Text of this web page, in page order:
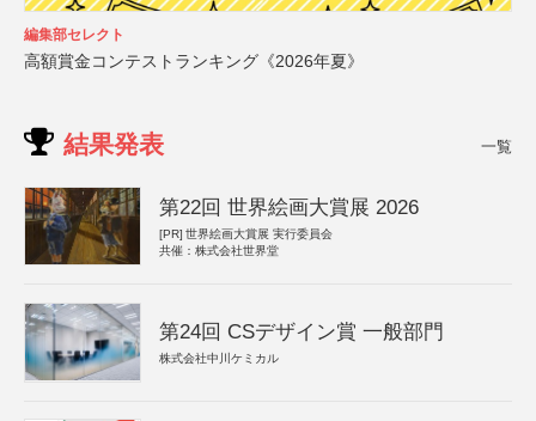
編集部セレクト
高額賞金コンテストランキング《2026年夏》
結果発表 一覧
第22回 世界絵画大賞展 2026
[PR] 世界絵画大賞展 実行委員会
共催：株式会社世界堂
第24回 CSデザイン賞 一般部門
株式会社中川ケミカル